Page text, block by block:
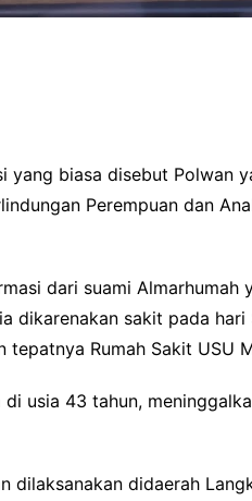
yang biasa disebut Polwan
Perempuan dan
dari suami Almarhumah
dikarenakan sakit pada hari
tepatnya Rumah Sakit USU
usia 43 tahun,
dilaksanakan didaerah